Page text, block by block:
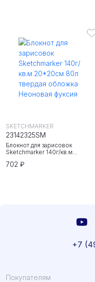
702 ₽
Блокнот для зарисовок
Sketchmarker 140г/кв.м
Неоновая фуксия
SKETCHMARKER
23142325SM
Покупателям
+7